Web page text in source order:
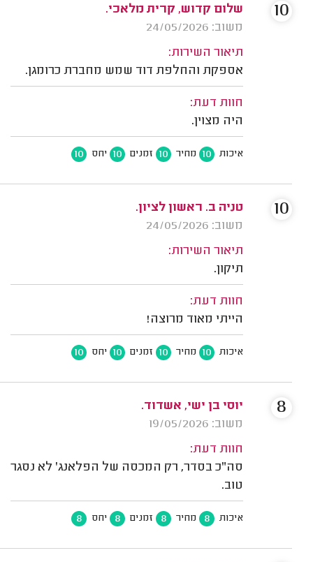
שלום קדוש, קרית מלאכי.
משוב: 24/05/2026
תיאור השירות:
אספקת והחלפת דוד שמש מחברת כרומגן.
חוות דעת:
היה מצוין.
איכות 10 מחיר 10 זמנים 10 יחס 10
10
טניה ב. ראשון לציון.
משוב: 24/05/2026
תיאור השירות:
תיקון.
חוות דעת:
הייתי מאוד מרוצה!
איכות 10 מחיר 10 זמנים 10 יחס 10
10
יוסי בן ישי, אשדוד.
משוב: 19/05/2026
חוות דעת:
סה"כ בסדר, רק המכסה של הפלאנג' לא נסגר
טוב.
איכות 8 מחיר 8 זמנים 8 יחס 8
8